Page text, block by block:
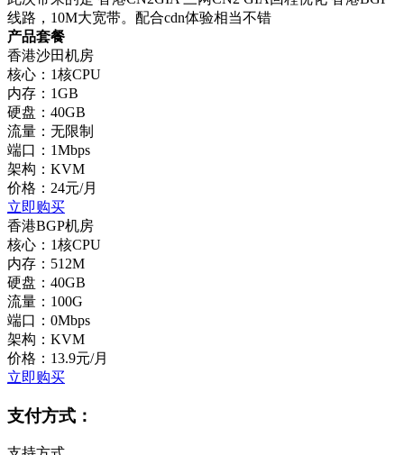
线路，10M大宽带。配合cdn体验相当不错
产品套餐
香港沙田机房
核心：1核CPU
内存：1GB
硬盘：40GB
流量：无限制
端口：1Mbps
架构：KVM
价格：24元/月
立即购买
香港BGP机房
核心：1核CPU
内存：512M
硬盘：40GB
流量：100G
端口：0Mbps
架构：KVM
价格：13.9元/月
立即购买
支付方式：